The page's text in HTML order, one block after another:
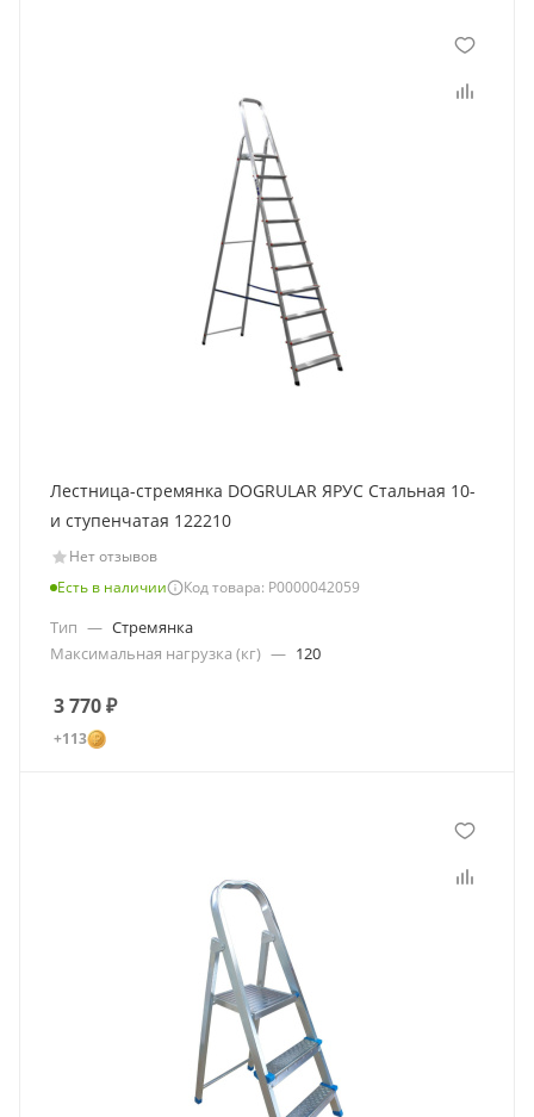
Лестница-стремянка DOGRULAR ЯРУС Стальная 10-
и ступенчатая 122210
Нет отзывов
Есть в наличии
Код товара: Р0000042059
Тип — Стремянка
Максимальная нагрузка (кг) — 120
3 770₽
+113